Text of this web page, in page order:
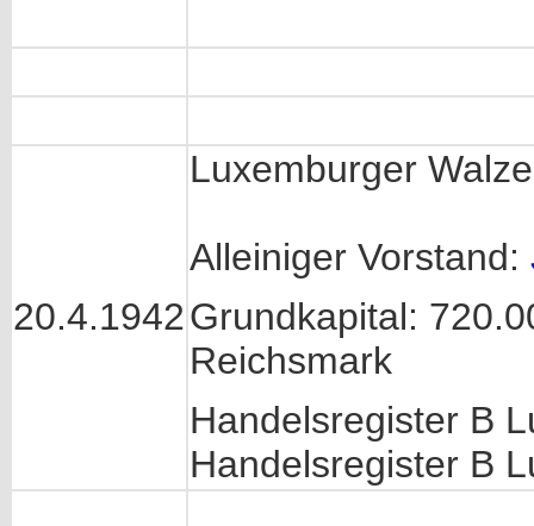
20.4.1942
Luxemburger
Alleiniger Vorstand:
Grundkapital:
Reichsmark
Handelsregister B
Handelsregister B